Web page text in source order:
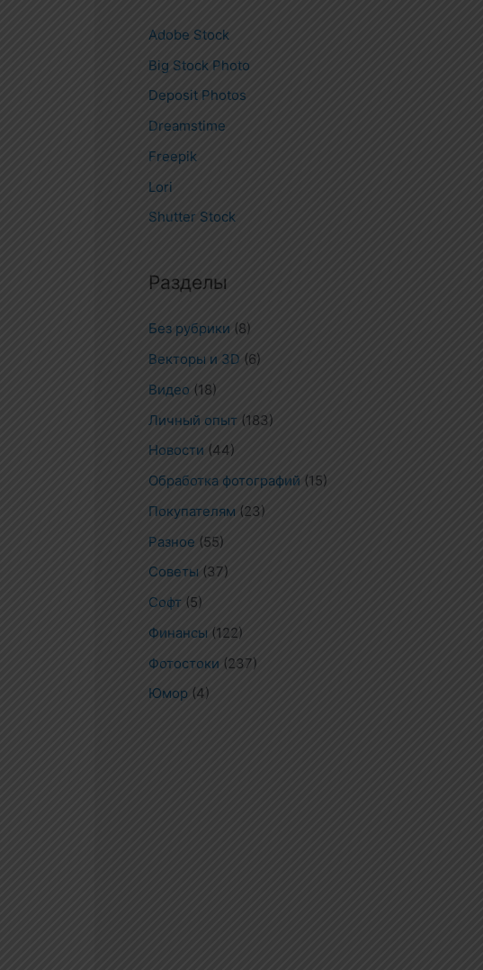
Adobe Stock
Big Stock Photo
Deposit Photos
Dreamstime
Freepik
Lori
Shutter Stock
Разделы
Без рубрики (8)
Векторы и 3D (6)
Видео (18)
Личный опыт (183)
Новости (44)
Обработка фотографий (15)
Покупателям (23)
Разное (55)
Советы (37)
Софт (5)
Финансы (122)
Фотостоки (237)
Юмор (4)